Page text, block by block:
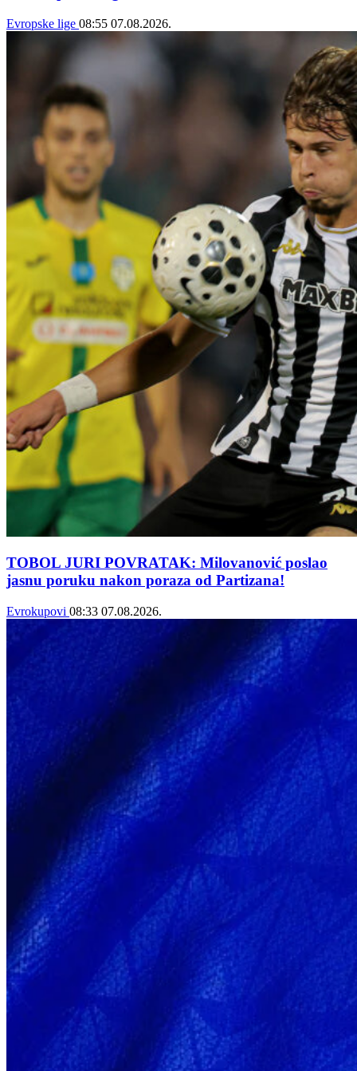
Evropske lige 08:55 07.08.2026.
TOBOL JURI POVRATAK: Milovanović poslao
jasnu poruku nakon poraza od Partizana!
Evrokupovi 08:33 07.08.2026.